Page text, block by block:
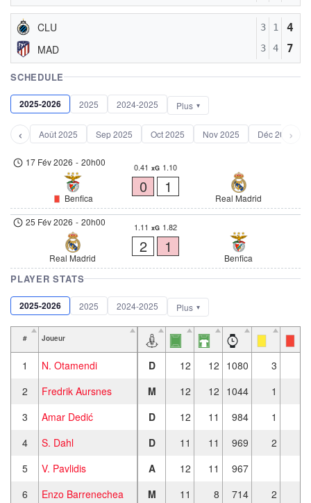
CLU
MAD
3
3
1
4
4
7
SCHEDULE
2025-2026 2025 2024-2025 Plus
‹ Août 2025 Sep 2025 Oct 2025 Nov 2025 Déc 2025›
17 Fév 2026 - 20h00
Benfica
0.41 xG 1.10
0 1
Real Madrid
25 Fév 2026 - 20h00
Real Madrid
1.11 xG 1.82
2 1
Benfica
PLAYER STATS
2025-2026 2025 2024-2025 Plus
# Joueur
1 N. Otamendi D 12 12 1080
3
2
Fredrik Aursnes M 12 12 1044
1
3
Amar Dedić D 12 11 984
1
4
S. Dahl D 11 11 969
2
5
V. Pavlidis A 12 11
967
6
Enzo Barrenechea M 11 8 714
2